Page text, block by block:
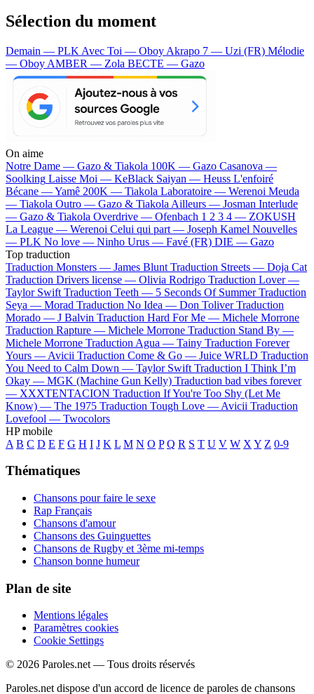
Sélection du moment
Demain — PLK Avec Toi — Oboy Akrapo 7 — Uzi (FR) Mélodie
— Oboy AMBER — Zola BECTE — Gazo
On aime
Notre Dame — Gazo & Tiakola 100K — Gazo Casanova —
Soolking Laisse Moi — KeBlack Saiyan — Heuss L'enfoiré
Bécane —Yamê 200K — Tiakola Laboratoire — Werenoi Meuda
— Tiakola Outro — Gazo & Tiakola Ailleurs — Josman Interlude
— Gazo & Tiakola Overdrive — Ofenbach 1 2 3 4 — ZOKUSH
La League — Werenoi Celui qui part — Joseph Kamel Nouvelles
— PLK No love — Ninho Urus — Favé (FR) DIE — Gazo
Top traduction
Traduction Monsters — James Blunt Traduction Streets — Doja Cat
Traduction Drivers license — Olivia Rodrigo Traduction Lover —
Taylor Swift Traduction Teeth — 5 Seconds Of Summer Traduction
Seya — Morad Traduction No Idea — Don Toliver Traduction
Morado — J Balvin Traduction Hard For Me — Michele Morrone
Traduction Rapture — Michele Morrone Traduction Stand By —
Michele Morrone Traduction Agua — Tainy Traduction Forever
Yours — Avicii Traduction Come & Go — Juice WRLD Traduction
You Need to Calm Down — Taylor Swift Traduction I Think I’m
Okay — MGK (Machine Gun Kelly) Traduction bad vibes forever
— XXXTENTACION Traduction If You're Too Shy (Let Me
Know) — The 1975 Traduction Tough Love — Avicii Traduction
Lovefool — Twocolors
HP mobile
A B C D E F G H I J K L M N O P Q R S T U V W X Y Z 0-9
Thématiques
Chansons pour faire le sexe
Rap Français
Chansons d'amour
Chansons des Guinguettes
Chansons de Rugby et 3ème mi-temps
Chanson bonne humeur
Plan de site
Mentions légales
Paramètres cookies
Cookie Settings
© 2026 Paroles.net — Tous droits réservés
Paroles.net dispose d'un accord de licence de paroles de chansons